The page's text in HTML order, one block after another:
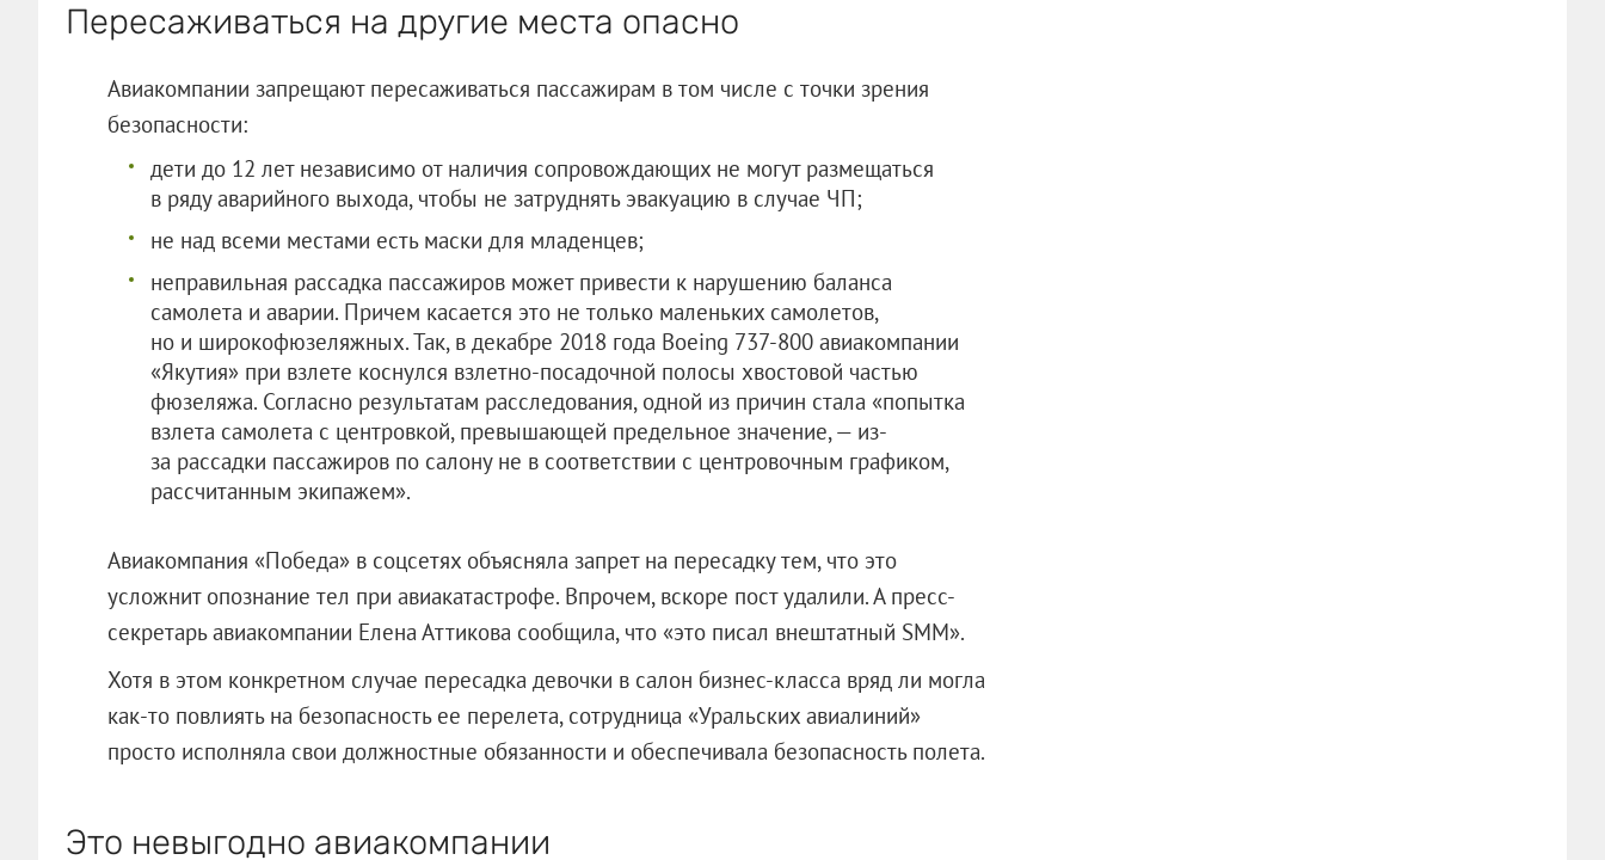
Пересаживаться на другие места опасно
Авиакомпании запрещают пересаживаться пассажирам в том числе с точки зрения
безопасности:
дети до 12 лет независимо от наличия сопровождающих не могут размещаться
в ряду аварийного выхода, чтобы не затруднять эвакуацию в случае ЧП;
не над всеми местами есть маски для младенцев;
неправильная рассадка пассажиров может привести к нарушению баланса
самолета и аварии. Причем касается это не только маленьких самолетов,
но и широкофюзеляжных. Так, в декабре 2018 года Boeing 737-800 авиакомпании
«Якутия» при взлете коснулся взлетно-посадочной полосы хвостовой частью
фюзеляжа. Согласно результатам расследования, одной из причин стала «попытка
взлета самолета с центровкой, превышающей предельное значение, — из-
за рассадки пассажиров по салону не в соответствии с центровочным графиком,
рассчитанным экипажем».
Авиакомпания «Победа» в соцсетях объясняла запрет на пересадку тем, что это
усложнит опознание тел при авиакатастрофе. Впрочем, вскоре пост удалили. А пресс-
секретарь авиакомпании Елена Аттикова сообщила, что «это писал внештатный SMM».
Хотя в этом конкретном случае пересадка девочки в салон бизнес-класса вряд ли могла
как-то повлиять на безопасность ее перелета, сотрудница «Уральских авиалиний»
просто исполняла свои должностные обязанности и обеспечивала безопасность полета.
Это невыгодно авиакомпании